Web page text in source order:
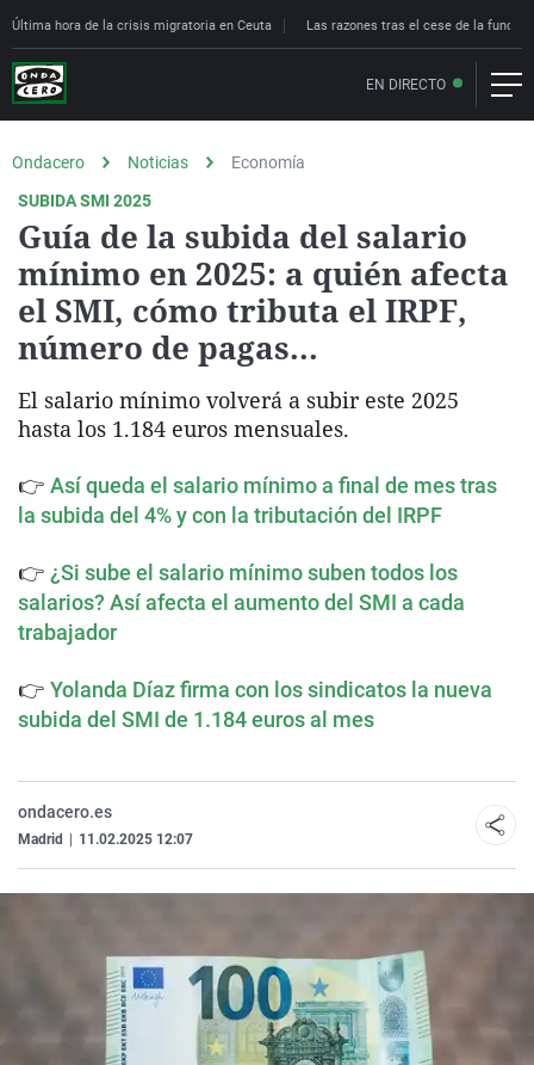
Última hora de la crisis migratoria en Ceuta Las razones tras el cese de la
EN DIRECTO
Ondacero Noticias
Economía
SUBIDA SMI 2025
Guía de la subida del salario
mínimo en 2025: a quién afecta
el SMI, cómo tributa el IRPF,
número de pagas...
El salario mínimo volverá a subir este 2025
hasta los 1.184 euros mensuales.
👉 Así queda el salario mínimo a final de mes tras
la subida del 4% y con la tributación del IRPF
👉 ¿Si sube el salario mínimo suben todos los
salarios? Así afecta el aumento del SMI a cada
trabajador
👉 Yolanda Díaz firma con los sindicatos la nueva
subida del SMI de 1.184 euros al mes
ondacero.es
Madrid 11.02.2025 12:07